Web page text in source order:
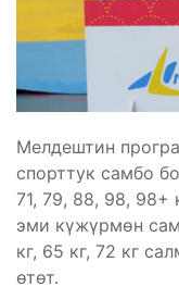
Мелдештин
спорттук самбо
71, 79, 88, 98, 98+
эми күжүрмөн
кг, 65 кг, 72 кг
өтөт.